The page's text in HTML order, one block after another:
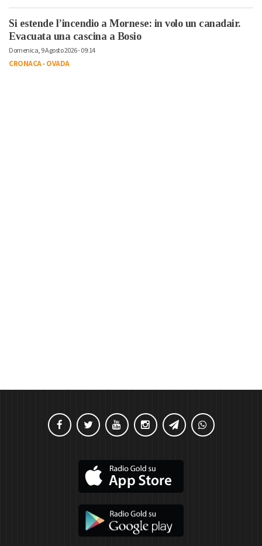
Si estende l’incendio a Mornese: in volo un canadair.
Evacuata una cascina a Bosio
Domenica, 9 Agosto 2026 - 09:14
CRONACA-OVADA